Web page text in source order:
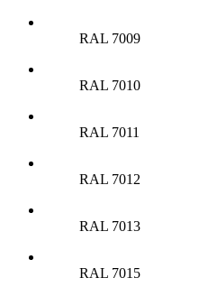
RAL 7009
RAL 7010
RAL 7011
RAL 7012
RAL 7013
RAL 7015